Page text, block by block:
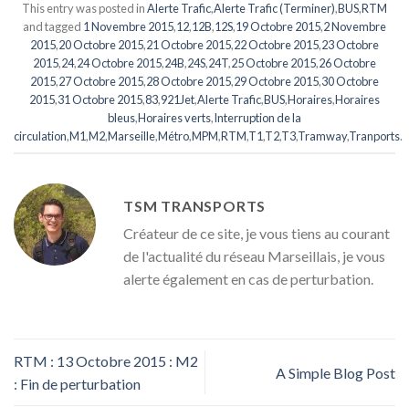
This entry was posted inAlerte Trafic,Alerte Trafic (Terminer),BUS,RTM
and tagged 1 Novembre 2015,12,12B,12S,19 Octobre 2015,2 Novembre
2015,20 Octobre 2015,21 Octobre 2015,22 Octobre 2015,23 Octobre
2015,24,24 Octobre 2015,24B,24S,24T,25 Octobre 2015,26 Octobre
2015,27 Octobre 2015,28 Octobre 2015,29 Octobre 2015,30 Octobre
2015,31 Octobre 2015,83,921Jet,Alerte Trafic,BUS,Horaires,Horaires
bleus,Horaires verts,Interruption de la
circulation,M1,M2,Marseille,Métro,MPM,RTM,T1,T2,T3,Tramway,Tranports.
TSM TRANSPORTS
Créateur de ce site, je vous tiens au courant
de l'actualité du réseau Marseillais, je vous
alerte également en cas de perturbation.
RTM : 13 Octobre 2015 : M2
: Fin de perturbation
A Simple Blog Post